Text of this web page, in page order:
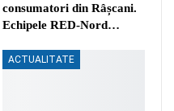
consumatori din Râșcani.
Echipele RED-Nord…
ACTUALITATE